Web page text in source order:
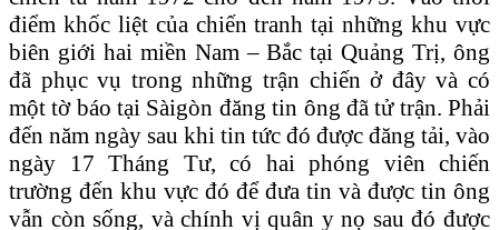
điểm khốc liệt của chiến tranh tại những khu vực
biên giới hai miền Nam – Bắc tại Quảng Trị, ông
đã phục vụ trong những trận chiến ở đây và có
một tờ báo tại Sàigòn đăng tin ông đã tử trận. Phải
đến năm ngày sau khi tin tức đó được đăng tải, vào
ngày 17 Tháng Tư, có hai phóng viên chiến
trường đến khu vực đó để đưa tin và được tin ông
vẫn còn sống, và chính vị quân y nọ sau đó được